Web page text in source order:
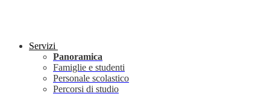
Servizi
Panoramica
Famiglie e studenti
Personale scolastico
Percorsi di studio